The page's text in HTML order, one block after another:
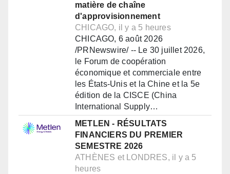
matière de chaîne
d'approvisionnement
CHICAGO, il y a 5 heures
CHICAGO, 6 août 2026
/PRNewswire/ -- Le 30 juillet 2026,
le Forum de coopération
économique et commerciale entre
les États-Unis et la Chine et la 5e
édition de la CISCE (China
International Supply…
METLEN - RÉSULTATS
FINANCIERS DU PREMIER
SEMESTRE 2026
ATHÈNES et LONDRES, il y a 5
heures